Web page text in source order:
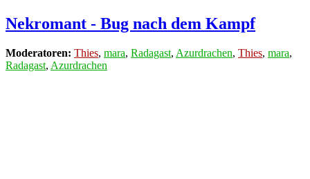
Nekromant - Bug nach dem Kampf
Moderatoren: Thies, mara, Radagast, Azurdrachen, Thies, mara,
Radagast, Azurdrachen